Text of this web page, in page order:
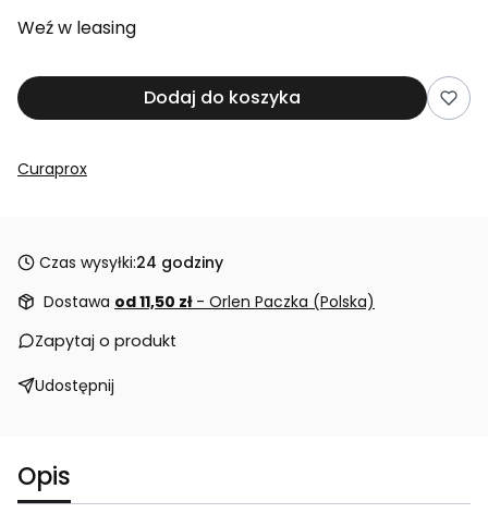
Weź w leasing
Dodaj do koszyka
Curaprox
Czas wysyłki:24 godziny
Dostawa od 11,50 zł - Orlen Paczka (Polska)
Zapytaj o produkt
Udostępnij
Opis